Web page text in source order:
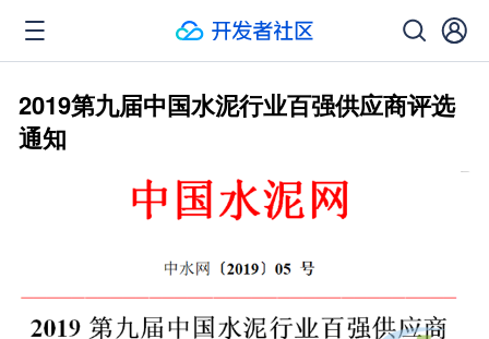
2019第九届中国水泥行业百强供应商评选
通知